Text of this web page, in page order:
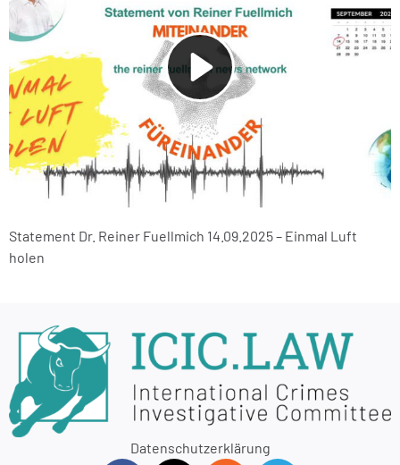
Statement Dr. Reiner Fuellmich 14.09.2025 – Einmal Luft
holen
Datenschutzerklärung